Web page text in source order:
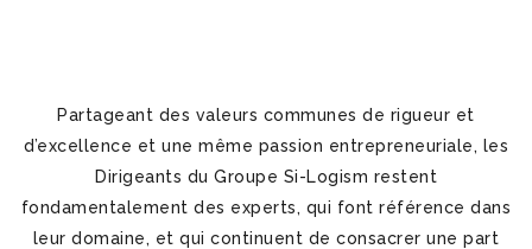
Partageant des valeurs communes de rigueur et
d’excellence et une même passion entrepreneuriale, les
Dirigeants du Groupe Si-Logism restent
fondamentalement des experts, qui font référence dans
leur domaine, et qui continuent de consacrer une part